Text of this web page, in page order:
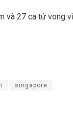
và 27 ca tử vong
singapore